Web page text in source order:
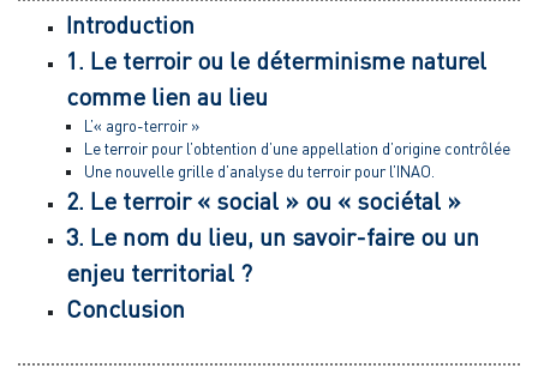
Introduction
1. Le terroir ou le déterminisme naturel
comme lien au lieu
L’« agro-terroir »
Le terroir pour l’obtention d’une appellation d’origine contrôlée
Une nouvelle grille d’analyse du terroir pour l’INAO.
2. Le terroir « social » ou « sociétal »
3. Le nom du lieu, un savoir-faire ou un
enjeu territorial ?
Conclusion